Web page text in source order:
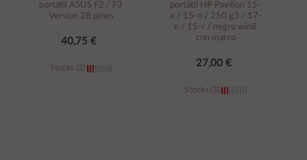
portátil ASUS F2 / F3
Version 28 pines
40,75 €
Stocks (3)
portátil HP Pavilion 15-
e / 15-n / 250 g3 / 17-
e / 15-r / negro win8
con marco
27,00 €
Stocks (3)